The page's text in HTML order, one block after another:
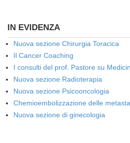
IN EVIDENZA
Nuova sezione Chirurgia Toracica
Il Cancer Coaching
I consulti del prof. Pastore su
Nuova sezione Radioterapia
Nuova sezione Psicooncologia
Chemioembolizzazione delle
Nuova sezione di ginecologia